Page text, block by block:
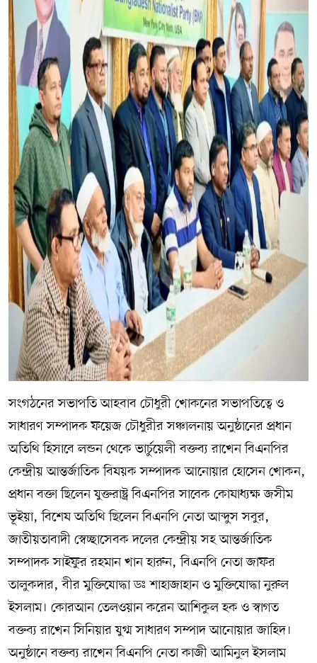
সংগঠনের সভাপতি আহবাব চৌধুরী খোকনের সভাপতিত্বে ও
সাধারণ সম্পাদক ফয়েজ চৌধুরীর সঞ্চালনায় অনুষ্ঠানের প্রধান
অতিথি হিসাবে লন্ডন থেকে ভার্চুয়েলী বক্তব্য রাখেন বিএনপির
কেন্দ্রীয় আন্তর্জাতিক বিষয়ক সম্পাদক আনোয়ার হোসেন খোকন,
প্রধান বক্তা ছিলেন যুক্তরাষ্ট্র বিএনপির সাবেক কোষাধ্যক্ষ জসীম
ভূইয়া, বিশেষ অতিথি ছিলেন বিএনপি নেতা আব্দুস সবুর,
জাতীয়তাবাদী স্বেচ্ছাসেবক দলের কেন্দ্রীয় সহ আন্তর্জাতিক
সম্পাদক সাইফুর রহমান খান হারুন, বিএনপি নেতা জাফর
তালুকদার, বীর মুক্তিযোদ্ধা ডঃ শাহাজাহান ও মুক্তিযোদ্ধা নুরুল
ইসলাম। কোরআন তেলওয়ান করেন আশিকুল হক ও স্বাগত
বক্তব্য রাখেন সিনিয়ার যুগ্ম সাধারণ সম্পাদ আনোয়ার জাহিদ।
অনুষ্ঠানে বক্তব্য রাখেন বিএনপি নেতা কাজী আমিনুল ইসলাম